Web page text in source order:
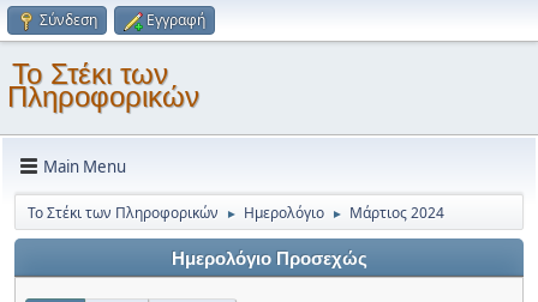
Σύνδεση Εγγραφή
Το Στέκι των
Πληροφορικών
Main Menu
Το Στέκι των Πληροφορικών ► Ημερολόγιο ► Μάρτιος 2024
Ημερολόγιο Προσεχώς